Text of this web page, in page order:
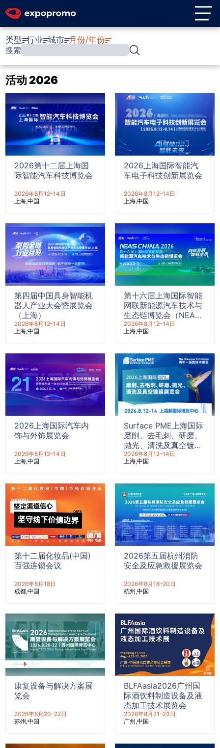
类型 行业 城市 月份/年份
搜索
活动 2026
2026第十二届上海国
际智能汽车科技博览会
2026年8月12–14日
上海 中国
2026上海国际智能汽
车电子科技创新展览会
2026年8月12–14日
上海 中国
第四届中国具身智能机
器人产业大会暨展览会
（上海）
2026年8月12–14日
上海 中国
第十六届上海国际智能
网联新能源汽车技术与
生态链博览会（NEAS
CHINA 2026）
2026年8月12–14日
上海 中国
2026上海国际汽车内
饰与外饰展览会
2026年8月12–14日
上海 中国
Surface PME上海国际
磨削、去毛刺、研磨、
抛光、清洗及真空镀膜
展览会
2026年8月12–14日
上海 中国
第十二届化妆品(中国)
百强连锁会议
2026年8月18日
成都 中国
2026第五届杭州消防
安全及应急救援展览会
2026年8月18–20日
杭州 中国
康复设备与解决方案展
览会
2026年8月20–22日
苏州 中国
BLFAasia2026广州国
际酒饮料制造设备及液
态加工技术展览会
2026年8月21–23日
广州 中国